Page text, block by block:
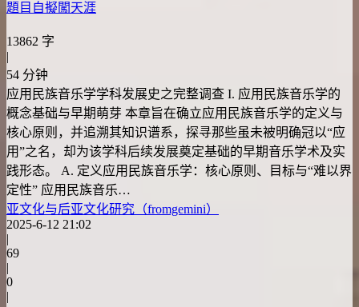
題目自擬闖天涯
13862 字
|
54 分钟
应用民族音乐学学科发展史之完整调查 I. 应用民族音乐学的
概念基础与早期萌芽 本章旨在确立应用民族音乐学的定义与
核心原则，并追溯其知识谱系，探寻那些虽未被明确冠以“应
用”之名，却为该学科后续发展奠定基础的早期音乐学术及实
践形态。 A. 定义应用民族音乐学：核心原则、目标与“难以界
定性” 应用民族音乐…
亚文化与后亚文化研究（fromgemini）
2025-6-12 21:02
|
69
|
0
|